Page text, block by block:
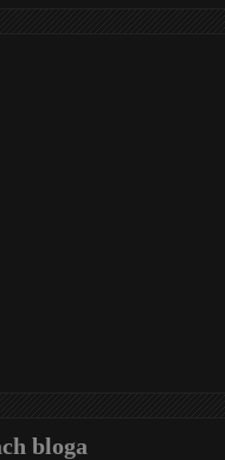
bloga